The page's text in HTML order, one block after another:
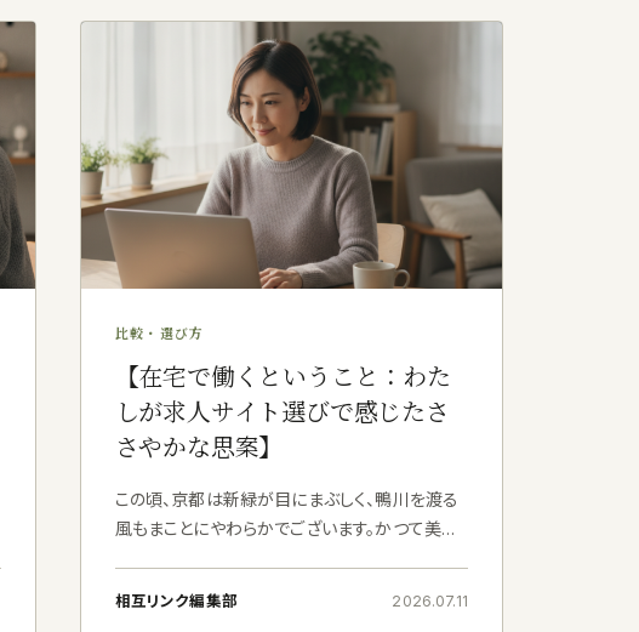
比較・選び方
【在宅で働くということ：わた
しが求人サイト選びで感じたさ
さやかな思案】
この頃、京都は新緑が目にまぶしく、鴨川を渡る
風もまことにやわらかでございます。かつて美術
ーターの方々の管理業務にも携わっております。
相互リンク編集部 2026.07.11